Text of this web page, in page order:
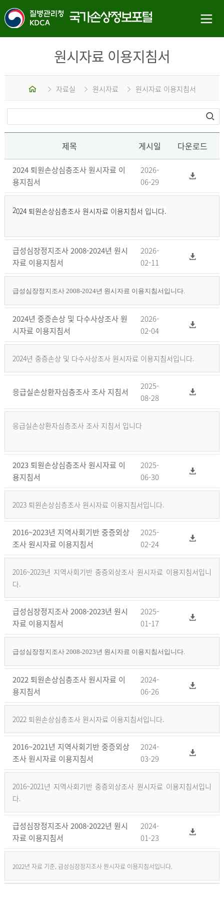
원시자료 이용지침서
홈 자료실 원시자료 원시자료 이용지침서
제목 게시일 다운로드
2024 퇴원손상심층조사 원시자료 이
용지침서
2026-
06-29
2024 퇴원손상심층조사 원시자료 이용지침서 입니다.
급성심장정지조사 2008-2024년 원시
자료 이용지침서
2026-
02-11
급성심장정지조사 2008-2024년 원시자료 이용지침서입니다.
2024년 중증손상 및 다수사상조사 원
시자료 이용지침서
2026-
02-04
2024년 중증손상 및 다수사상조사 원시자료 이용지침서입니다.
응급실손상환자심층조사 조사 지침서
2025-
08-28
응급실손상환자심층조사 조사 지침서 입니다
2023 퇴원손상심층조사 원시자료 이
용지침서
2025-
06-30
2023 퇴원손상심층조사 원시자료 이용지침서입니다.
2016~2023년 지역사회기반 중증외상
조사 원시자료 이용지침서
2025-
02-24
2016~2023년 지역사회기반 중증외상조사 원시자료 이용지침서입니
다.
급성심장정지조사 2008-2023년 원시
자료 이용지침서
2025-
01-17
급성심장정지조사 2008-2023년 원시자료 이용지침서입니다.
2022 퇴원손상심층조사 원시자료 이
용지침서
2024-
06-26
2022 퇴원손상심층조사 원시자료 이용지침서입니다.
2016~2021년 지역사회기반 중증외상
조사 원시자료 이용지침서
2024-
03-29
2016~2021년 지역사회기반 중증외상조사 원시자료 이용지침서입니
다.
급성심장정지조사 2008-2022년 원시
자료 이용지침서
2024-
01-23
2022년 자료 기준, 급성심장정지조사 원시자료 이용지침서입니다.